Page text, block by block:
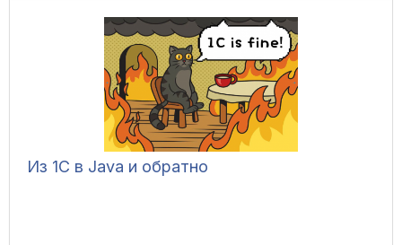
Из 1С в Java и обратно